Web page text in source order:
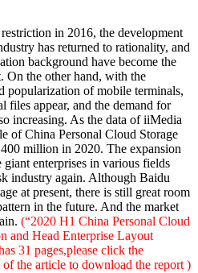
in 2016, the development
has returned to rationality, and
background have become the
On the other hand, with the
popularization of mobile terminals,
files appear, and the demand for
increasing. As the data of iiMedia
of China Personal Cloud Storage
million in 2020. The expansion
giant enterprises in various fields
industry again. Although Baidu
at present, there is still great room
in the future. And the market
(“2020 H1 China Personal Cloud
and Head Enterprise Layout
31 pages,please click the
the article to download the report )